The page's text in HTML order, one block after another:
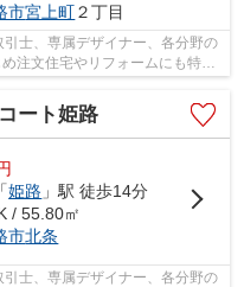
市宮上町２丁目
士、専属デザイナー、各分野の
注文住宅やリフォームにも特化
何でも気...
ート姫路
「姫路 」駅 徒歩14分
/ 55.80㎡
市北条
士、専属デザイナー、各分野の